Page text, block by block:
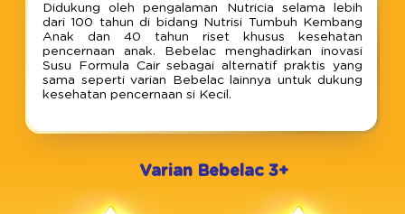
Didukung oleh pengalaman Nutricia selama lebih
dari 100 tahun di bidang Nutrisi Tumbuh Kembang
Anak dan 40 tahun riset khusus kesehatan
pencernaan anak. Bebelac menghadirkan inovasi
Susu Formula Cair sebagai alternatif praktis yang
sama seperti varian Bebelac lainnya untuk dukung
kesehatan pencernaan si Kecil.
Varian Bebelac 3+